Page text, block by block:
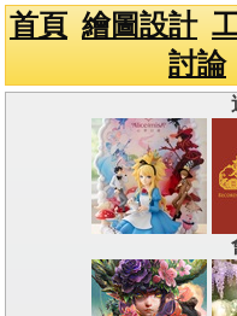
首頁 繪圖設計
討論